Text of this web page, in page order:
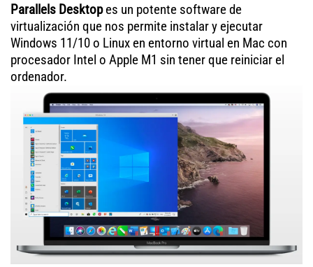
Parallels Desktopes un potente software de
virtualización que nos permite instalar y ejecutar
Windows 11/10 o Linux en entorno virtual en Mac con
procesador Intel o Apple M1 sin tener que reiniciar el
ordenador.